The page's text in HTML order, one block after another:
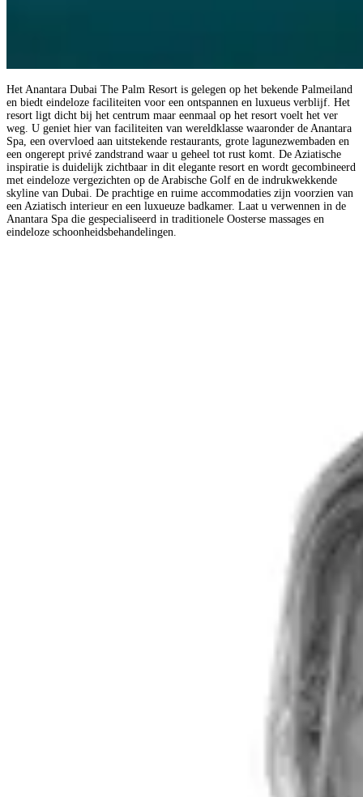
Het Anantara Dubai The Palm Resort is gelegen op het bekende Palmeiland
en biedt eindeloze faciliteiten voor een ontspannen en luxueus verblijf. Het
resort ligt dicht bij het centrum maar eenmaal op het resort voelt het ver
weg. U geniet hier van faciliteiten van wereldklasse waaronder de Anantara
Spa, een overvloed aan uitstekende restaurants, grote lagunezwembaden en
een ongerept privé zandstrand waar u geheel tot rust komt. De Aziatische
inspiratie is duidelijk zichtbaar in dit elegante resort en wordt gecombineerd
met eindeloze vergezichten op de Arabische Golf en de indrukwekkende
skyline van Dubai. De prachtige en ruime accommodaties zijn voorzien van
een Aziatisch interieur en een luxueuze badkamer. Laat u verwennen in de
Anantara Spa die gespecialiseerd in traditionele Oosterse massages en
eindeloze schoonheidsbehandelingen.